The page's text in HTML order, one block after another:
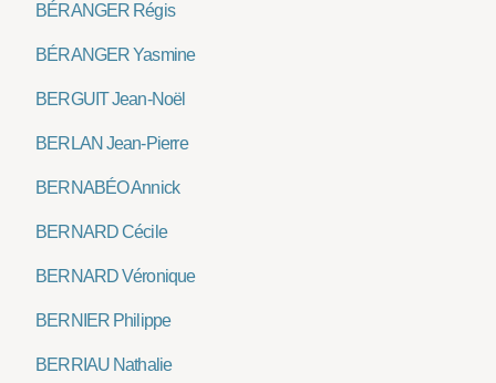
BÉRANGER Régis
BÉRANGER Yasmine
BERGUIT Jean-Noël
BERLAN Jean-Pierre
BERNABÉO Annick
BERNARD Cécile
BERNARD Véronique
BERNIER Philippe
BERRIAU Nathalie